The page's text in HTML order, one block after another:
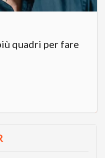
quadri per fare